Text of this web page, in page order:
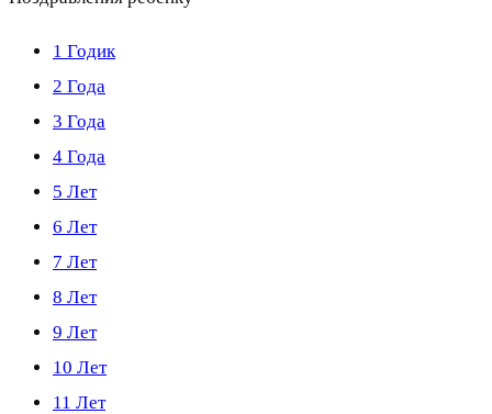
1 Годик
2 Года
3 Года
4 Года
5 Лет
6 Лет
7 Лет
8 Лет
9 Лет
10 Лет
11 Лет